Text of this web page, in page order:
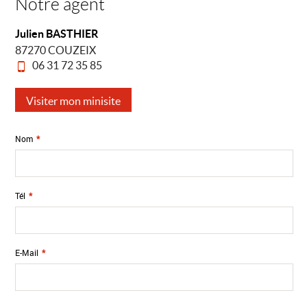
Notre agent
Julien BASTHIER
87270 COUZEIX
06 31 72 35 85
Visiter mon minisite
Nom *
Tél *
E-Mail *